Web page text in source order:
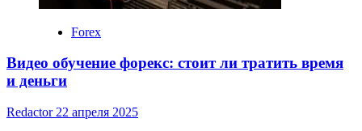
Forex
Видео обучение форекс: стоит ли тратить время
и деньги
Redactor 22 апреля 2025